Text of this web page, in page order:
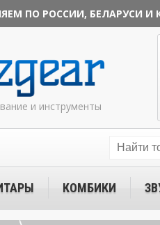
ПО РОССИИ, БЕЛАРУСИ И
и инструменты
КОМБИКИ